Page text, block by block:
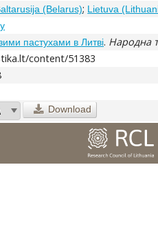
(Belarus); Lietuva
пастухами в Литві. Народна
content/51383
Download